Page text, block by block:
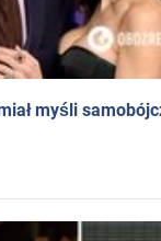
myśli